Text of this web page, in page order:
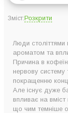
Зміст:Розкрити
Як спосіб
Що визначає
приготування?
Інші фактори,
Вам міцніше?
Люди століттями
ароматом та
Причина в
нервову систему
покращенню
Але існує дуже
впливає на
що чим темніше